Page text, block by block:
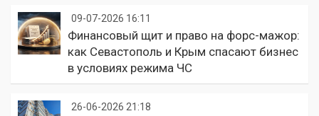
09-07-2026 16:11
Финансовый щит и право на форс-мажор:
как Севастополь и Крым спасают бизнес
в условиях режима ЧС
26-06-2026 21:18